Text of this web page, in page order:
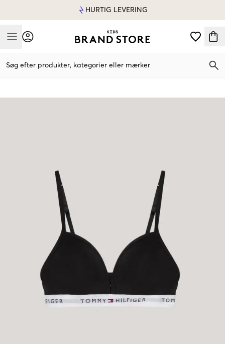
HURTIG LEVERING
Mobile Menu
Søg efter produkter, kategorier eller mærker